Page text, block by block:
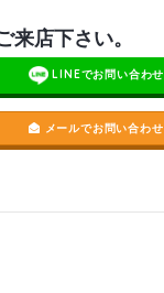
店下さい。
LINEでお問い合わせ
メールでお問い合わせ